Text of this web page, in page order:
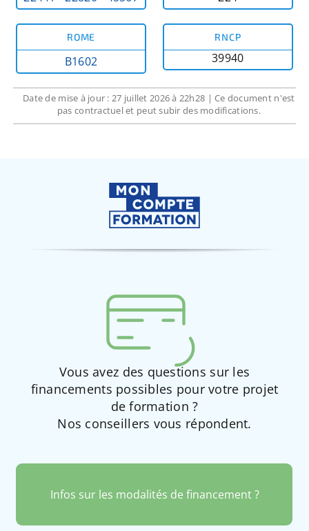
RNCP
39940
ROME
B1602
Date de mise à jour : 27 juillet 2026 à 22h28 | Ce document n'est
pas contractuel et peut subir des modifications.
Vous avez des questions sur les
financements possibles pour votre projet
de formation ?
Nos conseillers vous répondent.
Infos sur les modalités de financement ?